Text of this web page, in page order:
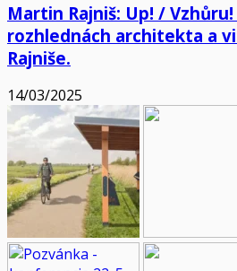
Martin Rajniš: Up! /
rozhlednách architekta a
Rajniše.
14/03/2025